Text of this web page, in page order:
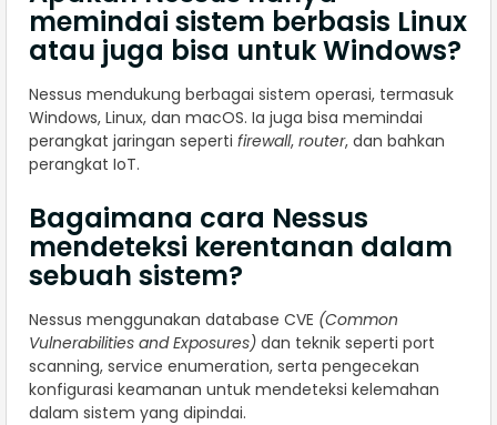
memindai sistem berbasis Linux
atau juga bisa untuk Windows?
Nessus mendukung berbagai sistem operasi, termasuk
Windows, Linux, dan macOS. Ia juga bisa memindai
perangkat jaringan seperti firewall, router, dan bahkan
perangkat IoT.
Bagaimana cara Nessus
mendeteksi kerentanan dalam
sebuah sistem?
Nessus menggunakan database CVE (Common
Vulnerabilities and Exposures) dan teknik seperti port
scanning, service enumeration, serta pengecekan
konfigurasi keamanan untuk mendeteksi kelemahan
dalam sistem yang dipindai.